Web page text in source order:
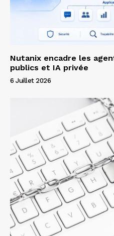
Nutanix encadre les
publics et IA privée
6 Juillet 2026